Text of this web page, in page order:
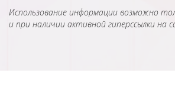
Использование информации возможно
и при наличии активной гиперссылки на